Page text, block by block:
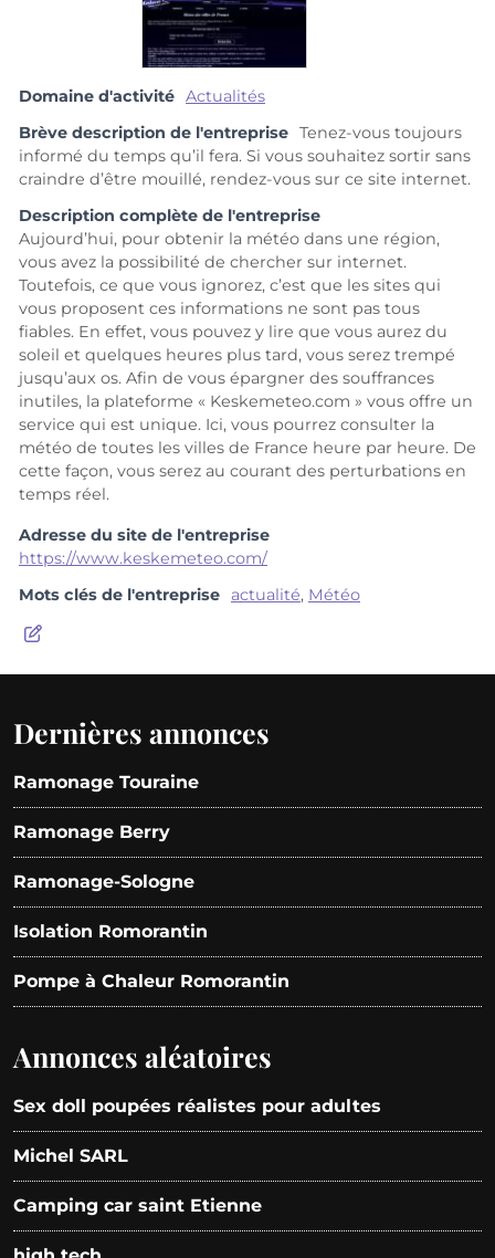
Domaine d'activité Actualités
Brève description de l'entreprise Tenez-vous toujours
informé du temps qu’il fera. Si vous souhaitez sortir sans
craindre d’être mouillé, rendez-vous sur ce site internet.
Description complète de l'entreprise
Aujourd’hui, pour obtenir la météo dans une région,
vous avez la possibilité de chercher sur internet.
Toutefois, ce que vous ignorez, c’est que les sites qui
vous proposent ces informations ne sont pas tous
fiables. En effet, vous pouvez y lire que vous aurez du
soleil et quelques heures plus tard, vous serez trempé
jusqu’aux os. Afin de vous épargner des souffrances
inutiles, la plateforme « Keskemeteo.com » vous offre un
service qui est unique. Ici, vous pourrez consulter la
météo de toutes les villes de France heure par heure. De
cette façon, vous serez au courant des perturbations en
temps réel.
Adresse du site de l'entreprise
https://www.keskemeteo.com/
Mots clés de l'entreprise actualité, Météo
Dernières annonces
Ramonage Touraine
Ramonage Berry
Ramonage-Sologne
Isolation Romorantin
Pompe à Chaleur Romorantin
Annonces aléatoires
Sex doll poupées réalistes pour adultes
Michel SARL
Camping car saint Etienne